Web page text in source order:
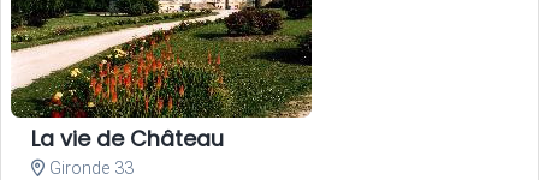
La vie de Château
Gironde 33